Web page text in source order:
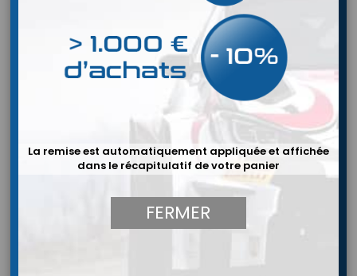
La remise est automatiquement appliquée et affichée
dans le récapitulatif de votre panier
FERMER